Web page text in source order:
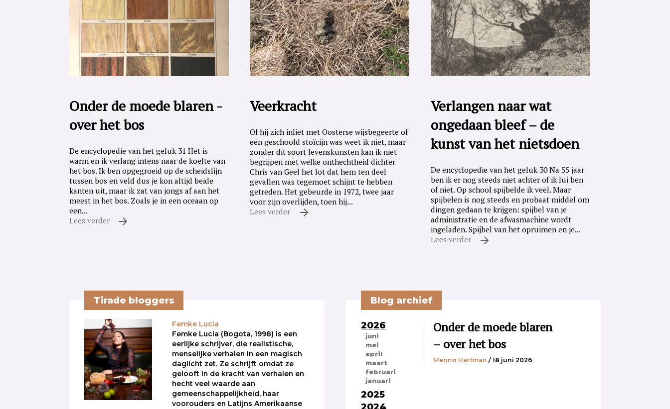
Onder de moede blaren -
over het bos
De encyclopedie van het geluk 31 Het is
warm en ik verlang intens naar de koelte van
het bos. Ik ben opgegroeid op de scheidslijn
tussen bos en veld dus je kon altijd beide
kanten uit, maar ik zat van jongs af aan het
meest in het bos. Zoals je in een oceaan op
een...
Lees verder
Veerkracht
Of hij zich inliet met Oosterse wijsbegeerte of
een geschoold stoïcijn was weet ik niet, maar
zonder dit soort levenskunsten kan ik niet
begrijpen met welke onthechtheid dichter
Chris van Geel het lot dat hem ten deel
gevallen was tegemoet schijnt te hebben
getreden. Het gebeurde in 1972, twee jaar
voor zijn overlijden, toen hij...
Lees verder
Verlangen naar wat
ongedaan bleef – de
kunst van het nietsdoen
De encyclopedie van het geluk 30 Na 55 jaar
ben ik er nog steeds niet achter of ik lui ben
of niet. Op school spijbelde ik veel. Maar
spijbelen is nog steeds en probaat middel om
dingen gedaan te krijgen: spijbel van je
administratie en de afwasmachine wordt
ingeladen. Spijbel van het opruimen en je...
Lees verder
Tirade bloggers
Femke Lucia
Femke Lucia (Bogota, 1998) is een
eerlijke schrijver, die realistische,
menselijke verhalen in een magisch
daglicht zet. Ze schrijft omdat ze
gelooft in de kracht van verhalen en
hecht veel waarde aan
gemeenschappelijkheid, haar
voorouders en Latijns Amerikaanse
Blog archief
2026
juni
mei
april
maart
februari
januari
2025
Onder de moede blaren
– over het bos
Menno Hartman / 18 juni 2026